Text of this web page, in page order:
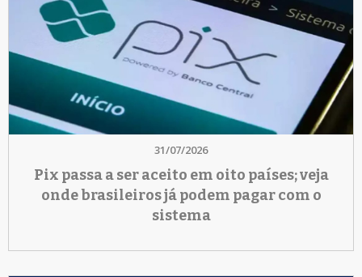
31/07/2026
Pix passa a ser aceito em oito países; veja
onde brasileiros já podem pagar com o
sistema